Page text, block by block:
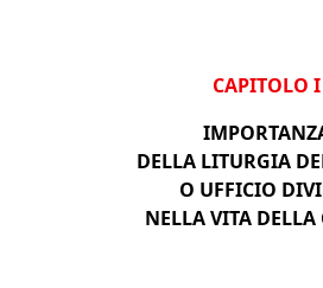
CAPITOLO I
DELLA LITURGIA
O UFFICIO
NELLA VITA DELLA